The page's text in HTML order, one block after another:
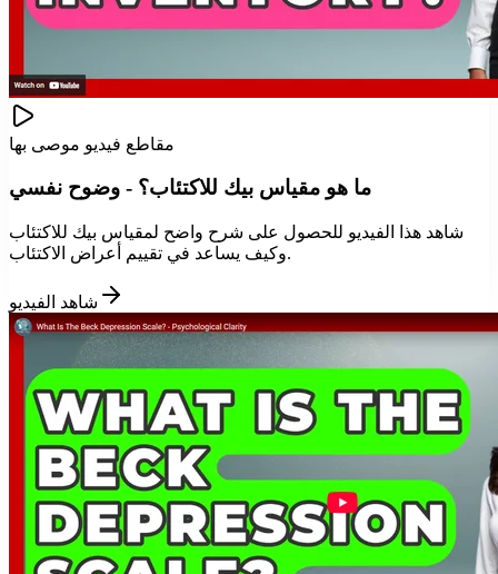
مقاطع فيديو موصى بها
ما هو مقياس بيك للاكتئاب؟ - وضوح نفسي
شاهد هذا الفيديو للحصول على شرح واضح لمقياس بيك للاكتئاب
وكيف يساعد في تقييم أعراض الاكتئاب.
شاهد الفيديو